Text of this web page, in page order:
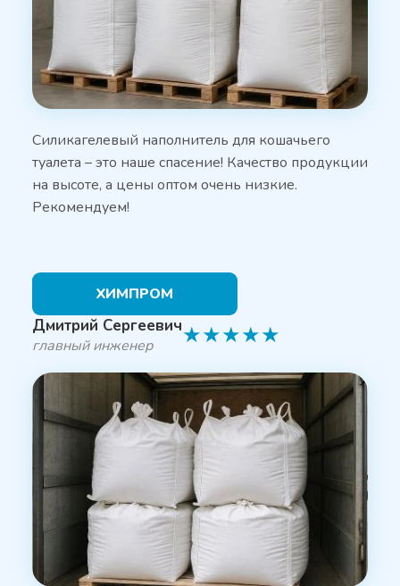
Силикагелевый наполнитель для кошачьего
туалета – это наше спасение! Качество продукции
на высоте, а цены оптом очень низкие.
Рекомендуем!
ХИМПРОМ
Дмитрий Сергеевич
главный инженер ★★★★★